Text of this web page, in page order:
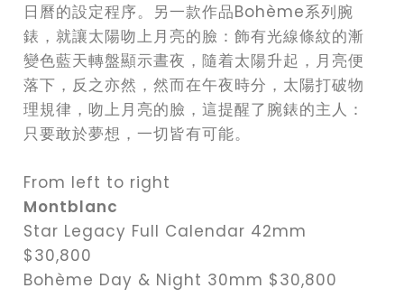
日曆的設定程序。另一款作品Bohème系列腕
錶，就讓太陽吻上月亮的臉：飾有光線條紋的漸
變色藍天轉盤顯示晝夜，隨着太陽升起，月亮便
落下，反之亦然，然而在午夜時分，太陽打破物
理規律，吻上月亮的臉，這提醒了腕錶的主人：
只要敢於夢想，一切皆有可能。
From left to right
Montblanc
Star Legacy Full Calendar 42mm
$30,800
Bohème Day & Night 30mm $30,800